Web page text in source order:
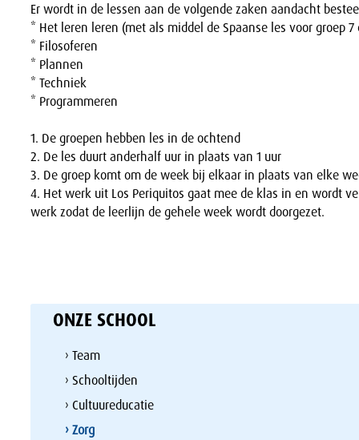
Er wordt in de lessen aan de volgende zaken aandacht
* Het leren leren (met als middel de Spaanse les voor groep 7
* Filosoferen
* Plannen
* Techniek
* Programmeren
1. De groepen hebben les in de ochtend
2. De les duurt anderhalf uur in plaats van 1 uur
3. De groep komt om de week bij elkaar in plaats van elke
4. Het werk uit Los Periquitos gaat mee de klas in en wordt
werk zodat de leerlijn de gehele week wordt doorgezet.
ONZE SCHOOL
› Team
› Schooltijden
› Cultuureducatie
› Zorg